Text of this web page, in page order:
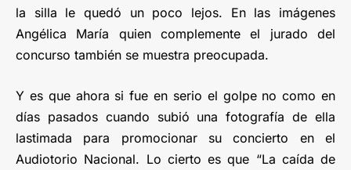
la silla le quedó un poco lejos. En las imágenes
Angélica María quien complemente el jurado del
concurso también se muestra preocupada.
Y es que ahora si fue en serio el golpe no como en
días pasados cuando subió una fotografía de ella
lastimada para promocionar su concierto en el
Audiotorio Nacional. Lo cierto es que “La caída de